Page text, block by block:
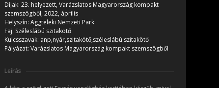
Díjak: 23. helyezett, Varázslatos Magyarország kompakt
szemszögből, 2022, április
Helyszín: Aggteleki Nemzeti Park
Faj: Széleslábú szitakötő
Kulcsszavak: anp,nyár,szitakötő,széleslábú szitakötő
Pályázat: Varázslatos Magyarország kompakt szemszögből
Leírás